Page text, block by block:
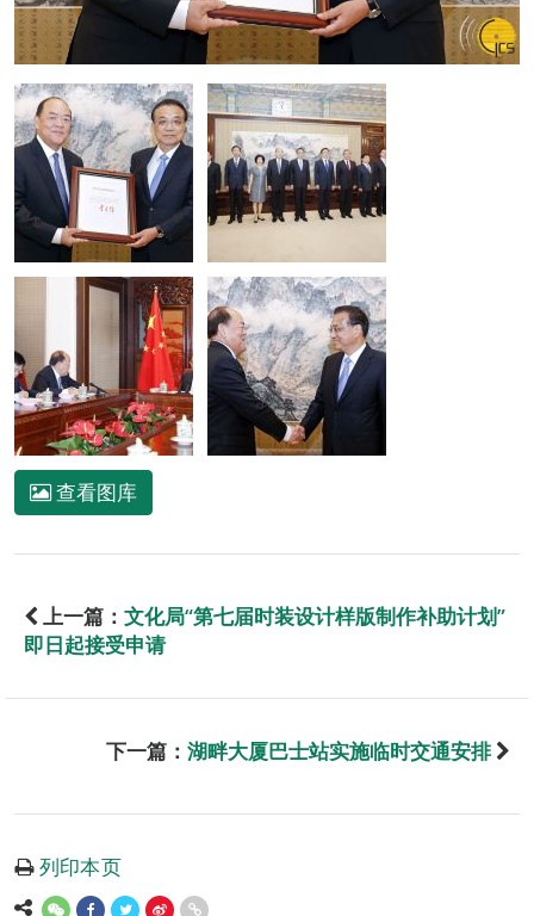
查看图库
上一篇： 文化局“第七届时装设计样版制作补助计划”
即日起接受申请
下一篇： 湖畔大厦巴士站实施临时交通安排
列印本页